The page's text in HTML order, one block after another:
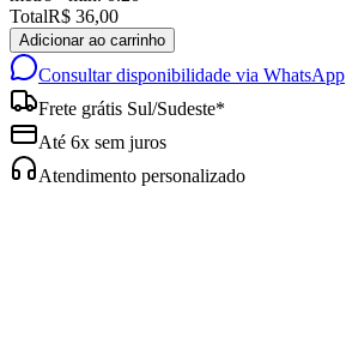
TotalR$ 36,00
Adicionar ao carrinho
Consultar disponibilidade via WhatsApp
Frete grátis Sul/Sudeste*
Até 6x sem juros
Atendimento personalizado